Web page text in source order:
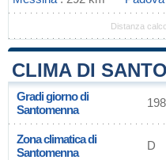
Distanza
CLIMA DI
Gradi giorno di
Santomenna
Zona climatica di
Santomenna
D